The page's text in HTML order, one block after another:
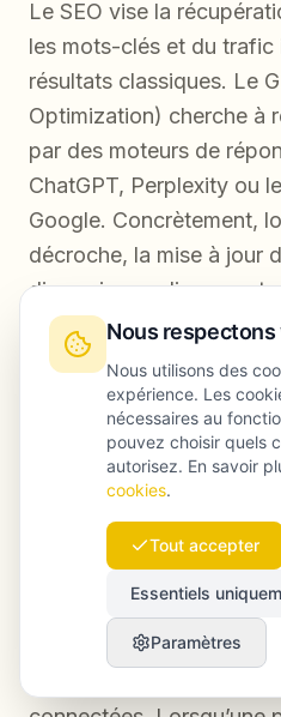
Le SEO vise la
les mots-clés et du trafic
résultats classiques. Le
Optimization) cherche à
par des moteurs de
ChatGPT, Perplexity ou
Google. Concrètement,
décroche, la mise à jour
dimensions : alignement
pour le SEO,
structuration des
méthode Launchmind
dans un même
Comment Launchmind
contenus en perte de
Le SEO Agent de
continu le trafic et les
positionnement page
Nous
Nous utilisons des
expérience. Les
nécessaires au
pouvez choisir quels
autorisez. En savoir
cookies.
Tout accepter
Essentiels
Paramètres